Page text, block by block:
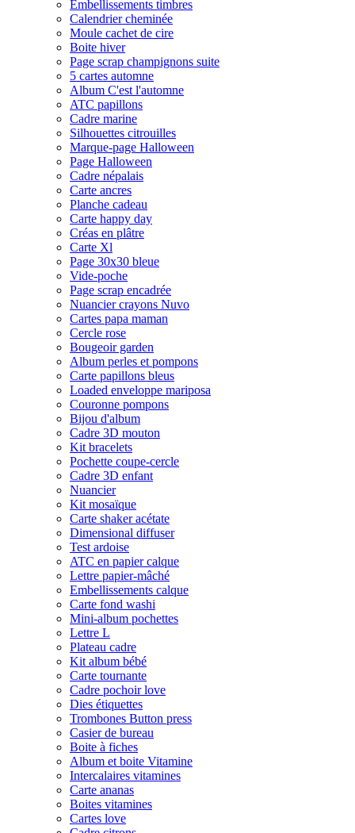
Embellissements timbres
Calendrier cheminée
Moule cachet de cire
Boite hiver
Page scrap champignons suite
5 cartes automne
Album C'est l'automne
ATC papillons
Cadre marine
Silhouettes citrouilles
Marque-page Halloween
Page Halloween
Cadre népalais
Carte ancres
Planche cadeau
Carte happy day
Créas en plâtre
Carte Xl
Page 30x30 bleue
Vide-poche
Page scrap encadrée
Nuancier crayons Nuvo
Cartes papa maman
Cercle rose
Bougeoir garden
Album perles et pompons
Carte papillons bleus
Loaded enveloppe mariposa
Couronne pompons
Bijou d'album
Cadre 3D mouton
Kit bracelets
Pochette coupe-cercle
Cadre 3D enfant
Nuancier
Kit mosaïque
Carte shaker acétate
Dimensional diffuser
Test ardoise
ATC en papier calque
Lettre papier-mâché
Embellissements calque
Carte fond washi
Mini-album pochettes
Lettre L
Plateau cadre
Kit album bébé
Carte tournante
Cadre pochoir love
Dies étiquettes
Trombones Button press
Casier de bureau
Boite à fiches
Album et boite Vitamine
Intercalaires vitamines
Carte ananas
Boites vitamines
Cartes love